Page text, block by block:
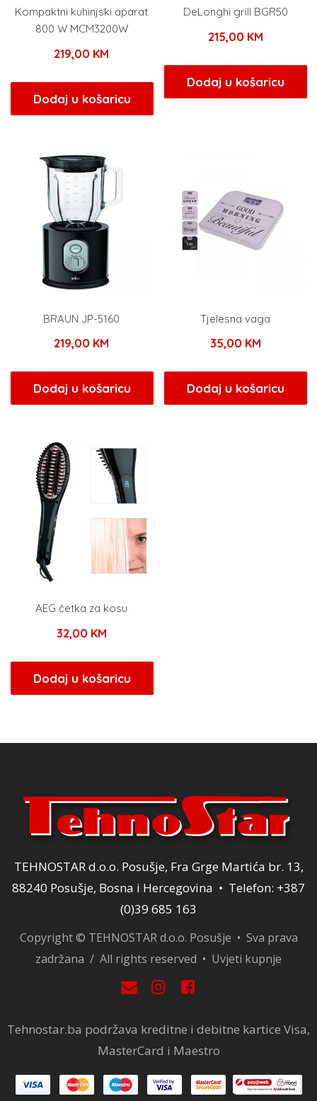
Kompaktni kuhinjski aparat
800 W MCM3200W
219,00 KM
Dodaj u košaricu
DeLonghi grill BGR50
215,00 KM
Dodaj u košaricu
BRAUN JP-5160
219,00 KM
Dodaj u košaricu
Tjelesna vaga
35,00 KM
Dodaj u košaricu
AEG četka za kosu
32,00 KM
Dodaj u košaricu
TEHNOSTAR d.o.o. Posušje, Fra Grge Martića br. 13,
88240 Posušje, Bosna i Hercegovina • Telefon: +387
(0)39 685 163
Copyright © TEHNOSTAR d.o.o. Posušje • Sva prava
zadržana / All rights reserved • Uvjeti kupnje
Tehnostar.ba podržava kreditne i debitne kartice Visa,
MasterCard i Maestro